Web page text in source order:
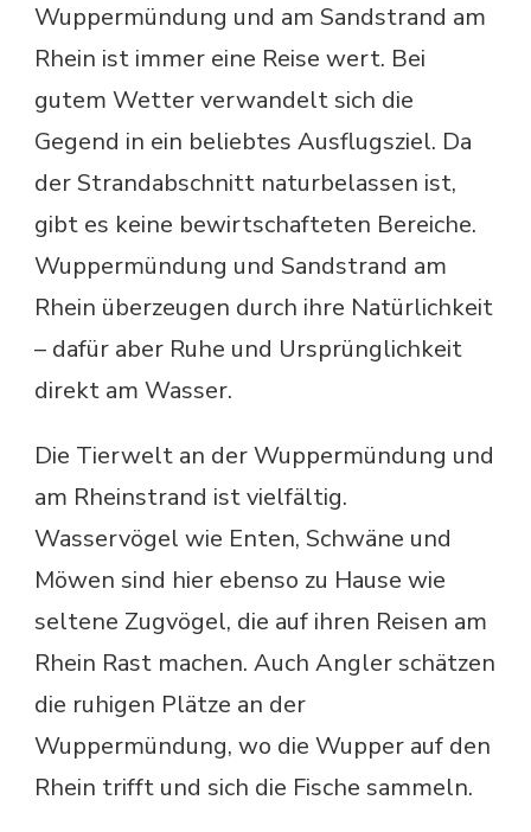
Wuppermündung und am Sandstrand am
Rhein ist immer eine Reise wert. Bei
gutem Wetter verwandelt sich die
Gegend in ein beliebtes Ausflugsziel. Da
der Strandabschnitt naturbelassen ist,
gibt es keine bewirtschafteten Bereiche.
Wuppermündung und Sandstrand am
Rhein überzeugen durch ihre Natürlichkeit
– dafür aber Ruhe und Ursprünglichkeit
direkt am Wasser.
Die Tierwelt an der Wuppermündung und
am Rheinstrand ist vielfältig.
Wasservögel wie Enten, Schwäne und
Möwen sind hier ebenso zu Hause wie
seltene Zugvögel, die auf ihren Reisen am
Rhein Rast machen. Auch Angler schätzen
die ruhigen Plätze an der
Wuppermündung, wo die Wupper auf den
Rhein trifft und sich die Fische sammeln.